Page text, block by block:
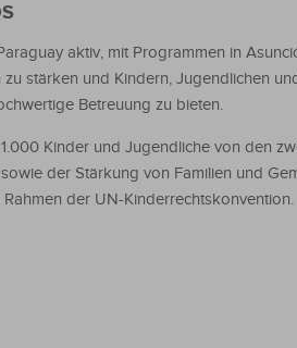
aktiv, mit Programmen in
stärken und Kindern, Jugendlichen
Betreuung zu bieten.
Kinder und Jugendliche von den
der Stärkung von Familien und
der UN-Kinderrechtskonvention.